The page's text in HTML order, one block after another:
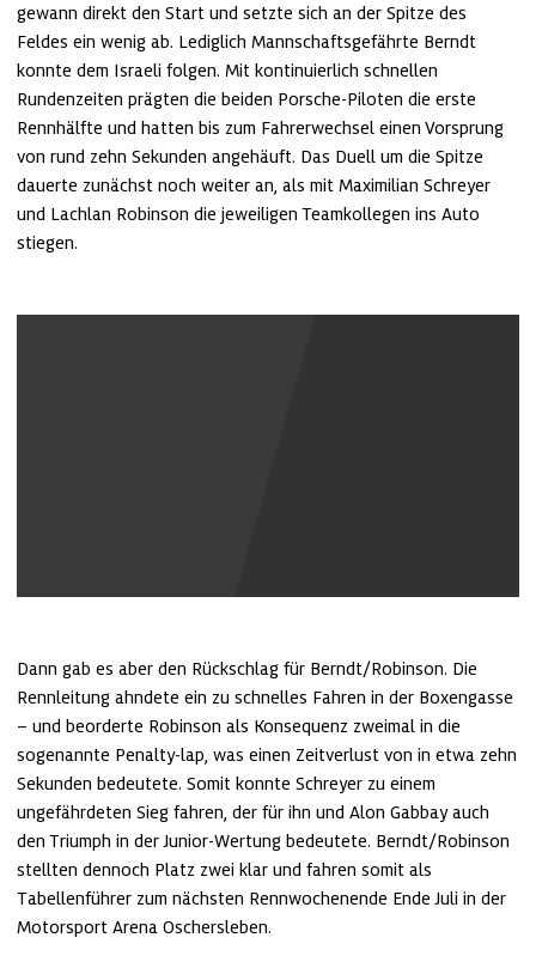
gewann direkt den Start und setzte sich an der Spitze des
Feldes ein wenig ab. Lediglich Mannschaftsgefährte Berndt
konnte dem Israeli folgen. Mit kontinuierlich schnellen
Rundenzeiten prägten die beiden Porsche-Piloten die erste
Rennhälfte und hatten bis zum Fahrerwechsel einen Vorsprung
von rund zehn Sekunden angehäuft. Das Duell um die Spitze
dauerte zunächst noch weiter an, als mit Maximilian Schreyer
und Lachlan Robinson die jeweiligen Teamkollegen ins Auto
stiegen.
Dann gab es aber den Rückschlag für Berndt/Robinson. Die
Rennleitung ahndete ein zu schnelles Fahren in der Boxengasse
– und beorderte Robinson als Konsequenz zweimal in die
sogenannte Penalty-lap, was einen Zeitverlust von in etwa zehn
Sekunden bedeutete. Somit konnte Schreyer zu einem
ungefährdeten Sieg fahren, der für ihn und Alon Gabbay auch
den Triumph in der Junior-Wertung bedeutete. Berndt/Robinson
stellten dennoch Platz zwei klar und fahren somit als
Tabellenführer zum nächsten Rennwochenende Ende Juli in der
Motorsport Arena Oschersleben.